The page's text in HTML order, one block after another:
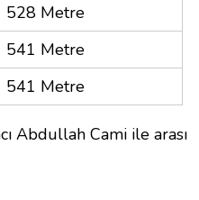
528 Metre
541 Metre
541 Metre
Abdullah Cami ile arası